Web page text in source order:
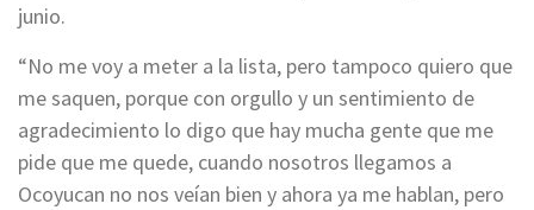
junio.
“No me voy a meter a la lista, pero tampoco quiero que
me saquen, porque con orgullo y un sentimiento de
agradecimiento lo digo que hay mucha gente que me
pide que me quede, cuando nosotros llegamos a
Ocoyucan no nos veían bien y ahora ya me hablan, pero